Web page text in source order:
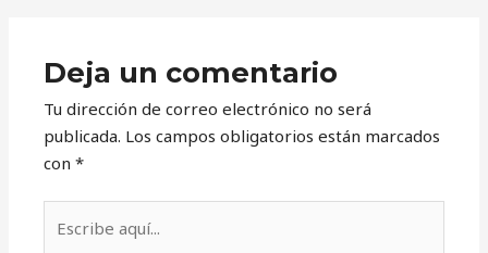
Deja un comentario
Tu dirección de correo electrónico no será
publicada. Los campos obligatorios están marcados
con*
aquí...